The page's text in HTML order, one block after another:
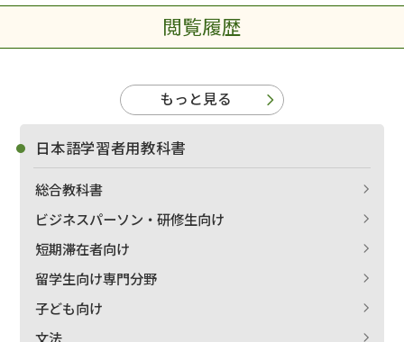
閲覧履歴
もっと見る
日本語学習者用教科書
総合教科書
ビジネスパーソン・研修生向け
短期滞在者向け
留学生向け専門分野
子ども向け
文法